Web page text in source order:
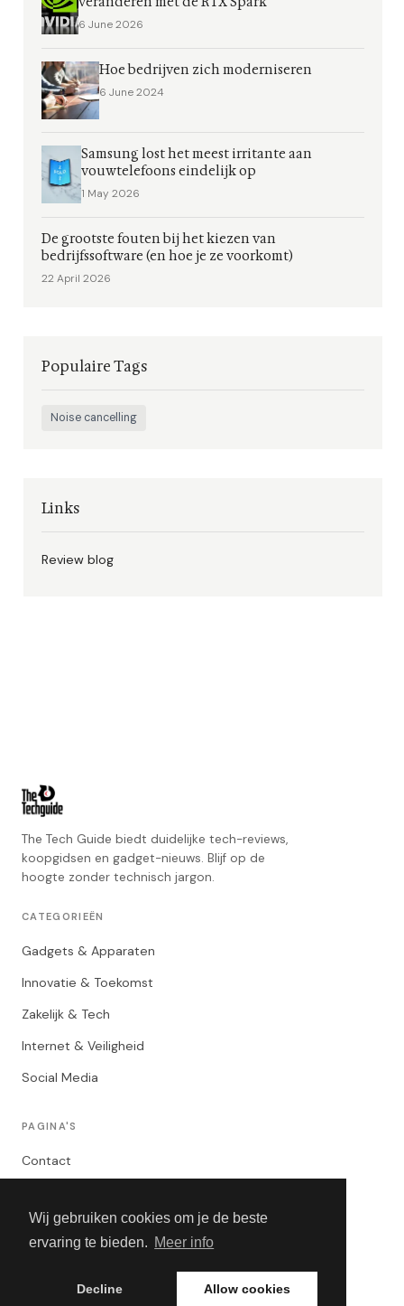
Wij gebruiken cookies om je de beste
ervaring te bieden. Meer info
Decline Allow cookies
6 June 2026
Hoe bedrijven zich moderniseren
6 June 2024
Samsung lost het meest irritante aan
vouwtelefoons eindelijk op
1 May 2026
De grootste fouten bij het kiezen van
bedrijfssoftware (en hoe je ze voorkomt)
22 April 2026
Populaire Tags
Noise cancelling
Links
Review blog
The Tech Guide biedt duidelijke tech-reviews,
koopgidsen en gadget-nieuws. Blijf op de
hoogte zonder technisch jargon.
CATEGORIEËN
Gadgets & Apparaten
Innovatie & Toekomst
Zakelijk & Tech
Internet & Veiligheid
Social Media
PAGINA'S
Contact
Algemene Voorwaarden
Adverteren